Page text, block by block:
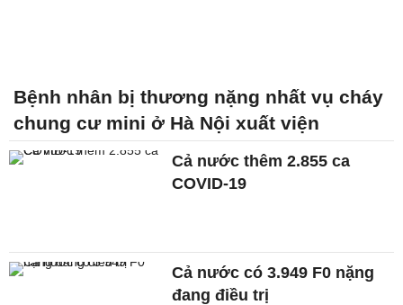
Bệnh nhân bị thương nặng nhất vụ cháy
chung cư mini ở Hà Nội xuất viện
Cả nước thêm 2.855 ca
COVID-19
Cả nước có 3.949 F0 nặng
đang điều trị